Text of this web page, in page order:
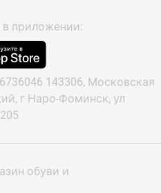
в приложении:
143306, Московская
г Наро-Фоминск, ул
обуви и